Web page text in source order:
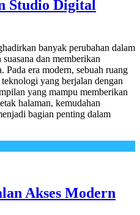
Studio Digital
banyak perubahan dalam
dan memberikan
Pada era modern, sebuah ruang
yang berjalan dengan
yang mampu memberikan
halaman, kemudahan
bagian penting dalam
Akses Modern